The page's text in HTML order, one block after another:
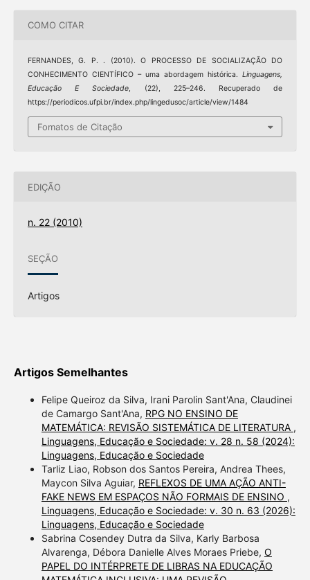
COMO CITAR
FERNANDES, G. P. . (2010). O PROCESSO DE SOCIALIZAÇÃO DO
CONHECIMENTO CIENTÍFICO – uma abordagem histórica.Linguagens,
Educação E Sociedade, (22), 225–246. Recuperado de
https://periodicos.ufpi.br/index.php/lingedusoc/article/view/1484
Fomatos de Citação
EDIÇÃO
n. 22 (2010)
SEÇÃO
Artigos
Artigos Semelhantes
Felipe Queiroz da Silva, Irani Parolin Sant'Ana, Claudinei
de Camargo Sant'Ana, RPG NO ENSINO DE
MATEMÁTICA: REVISÃO SISTEMÁTICA DE LITERATURA ,
Linguagens, Educação e Sociedade: v. 28 n. 58 (2024):
Linguagens, Educação e Sociedade
Tarliz Liao, Robson dos Santos Pereira, Andrea Thees,
Maycon Silva Aguiar, REFLEXOS DE UMA AÇÃO ANTI-
FAKE NEWS EM ESPAÇOS NÃO FORMAIS DE ENSINO ,
Linguagens, Educação e Sociedade: v. 30 n. 63 (2026):
Linguagens, Educação e Sociedade
Sabrina Cosendey Dutra da Silva, Karly Barbosa
Alvarenga, Débora Danielle Alves Moraes Priebe, O
PAPEL DO INTÉRPRETE DE LIBRAS NA EDUCAÇÃO